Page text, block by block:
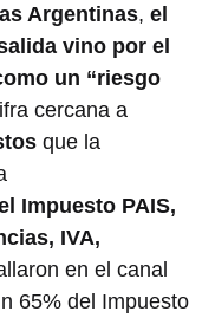
Argentinas, el
vino por el
un “riesgo
cercana a
que la
Impuesto PAIS,
IVA,
en el canal
65% del Impuesto